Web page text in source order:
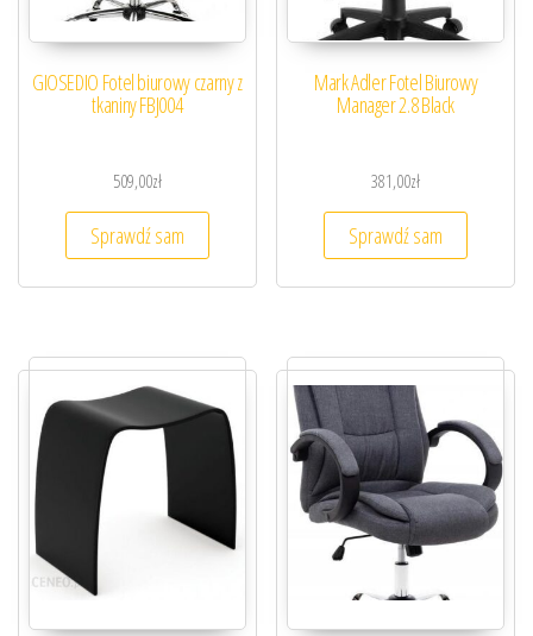
GIOSEDIO Fotel biurowy czarny z
tkaniny FBJ004
509,00zł
Sprawdź sam
Mark Adler Fotel Biurowy
Manager 2.8 Black
381,00zł
Sprawdź sam